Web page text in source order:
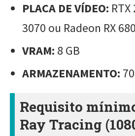
PLACA DE VÍDEO: RTX
3070 ou Radeon RX
VRAM: 8 GB
ARMAZENAMENTO:
Requisito
Ray Tracing